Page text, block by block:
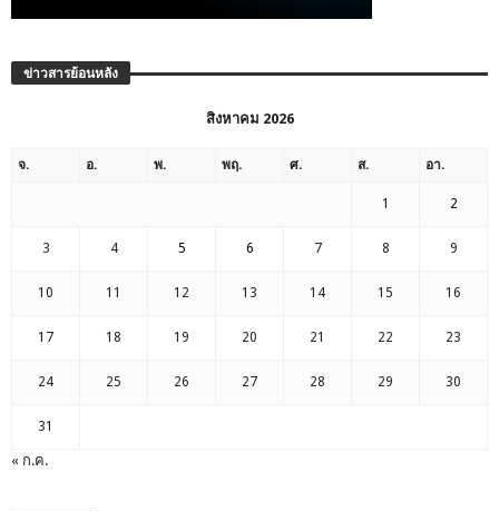
ข่าวสารย้อนหลัง
สิงหาคม 2026
จ. อ. พ. พฤ. ศ. ส. อา.
1 2
3 4 5 6 7 8 9
10 11 12 13 14 15 16
17 18 19 20 21 22 23
24 25 26 27 28 29 30
31
« ก.ค.